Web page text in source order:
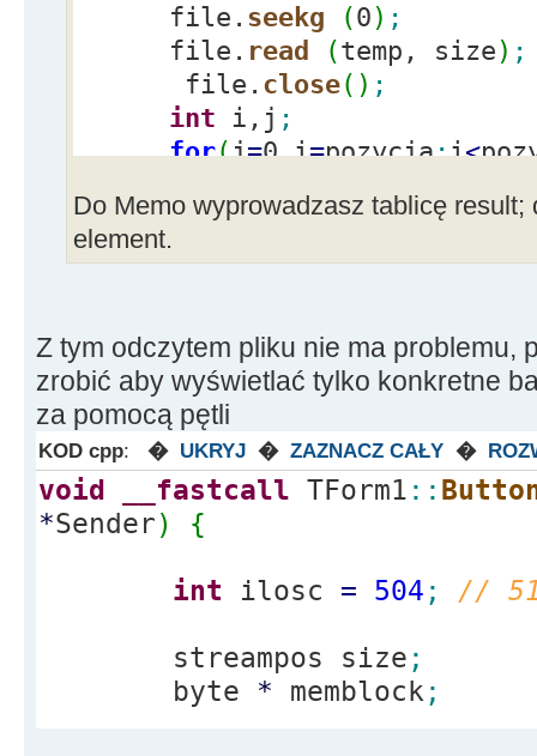
file. seekg (0 ) ;
file. read (temp, size ) ;
file. close( ) ;
int i,j ;
for(j=0,i=pozycja;i<
pierwsza=result[0] ;
Do Memo wyprowadzasz tablicę result;
element.
Z tym odczytem pliku nie ma problemu,
zrobić aby wyświetlać tylko konkretne
za pomocą pętli
KOD cpp: � UKRYJ � ZAZNACZ CAŁY �
void __fastcall TForm1 ::
*Sender) {
int ilosc = 504 ; //
streampos size ;
byte * memblock ;